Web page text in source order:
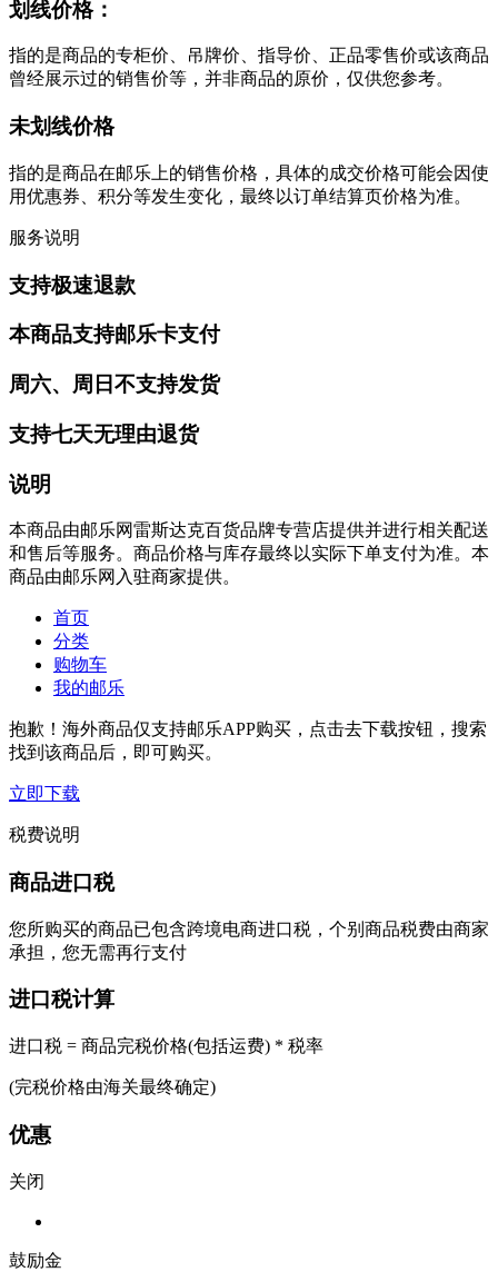
划线价格：
指的是商品的专柜价、吊牌价、指导价、正品零售价或该商品
曾经展示过的销售价等，并非商品的原价，仅供您参考。
未划线价格
指的是商品在邮乐上的销售价格，具体的成交价格可能会因使
用优惠券、积分等发生变化，最终以订单结算页价格为准。
服务说明
支持极速退款
本商品支持邮乐卡支付
周六、周日不支持发货
支持七天无理由退货
说明
本商品由邮乐网雷斯达克百货品牌专营店提供并进行相关配送
和售后等服务。商品价格与库存最终以实际下单支付为准。本
商品由邮乐网入驻商家提供。
首页
分类
购物车
我的邮乐
抱歉！海外商品仅支持邮乐APP购买，点击去下载按钮，搜索
找到该商品后，即可购买。
立即下载
税费说明
商品进口税
您所购买的商品已包含跨境电商进口税，个别商品税费由商家
承担，您无需再行支付
进口税计算
进口税 = 商品完税价格(包括运费) * 税率
(完税价格由海关最终确定)
优惠
关闭
鼓励金